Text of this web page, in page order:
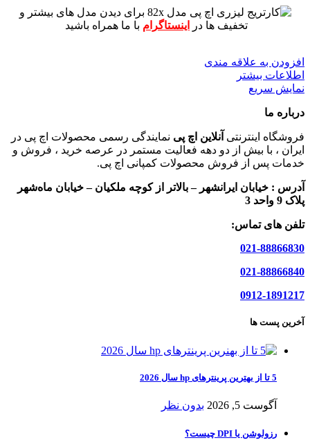
برای دیدن مدل های بیشتر و
تخفیف ها در
اینستاگرام با ما همراه باشید
افزودن به علاقه مندی
اطلاعات بیشتر
نمایش سریع
درباره ما
فروشگاه اینترنتی آنلاین اچ پی نمایندگی رسمی محصولات اچ پی در
ایران ، با بیش از دو دهه فعالیت مستمر در عرصه خرید ، فروش و
خدمات پس از فروش محصولات کمپانی اچ پی.
آدرس : خیابان ایرانشهر – بالاتر از کوچه ملکیان – خیابان ماه‌شهر
پلاک 9 واحد 3
تلفن های تماس:
021-88866830
021-88866840
0912-1891217
آخرین پست ها
5 تا از بهترین پرینترهای hp سال 2026
آگوست 5, 2026 بدون نظر
رزولوشن یا DPI چیست؟